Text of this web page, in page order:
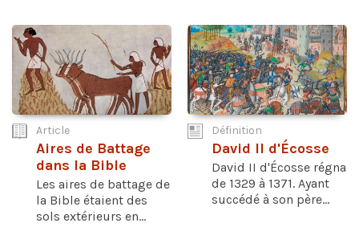
Article
Aires de Battage
dans la Bible
Les aires de battage de
la Bible étaient des
sols extérieurs en...
Définition
David II d'Écosse
David II d'Écosse régna
de 1329 à 1371. Ayant
succédé à son père...